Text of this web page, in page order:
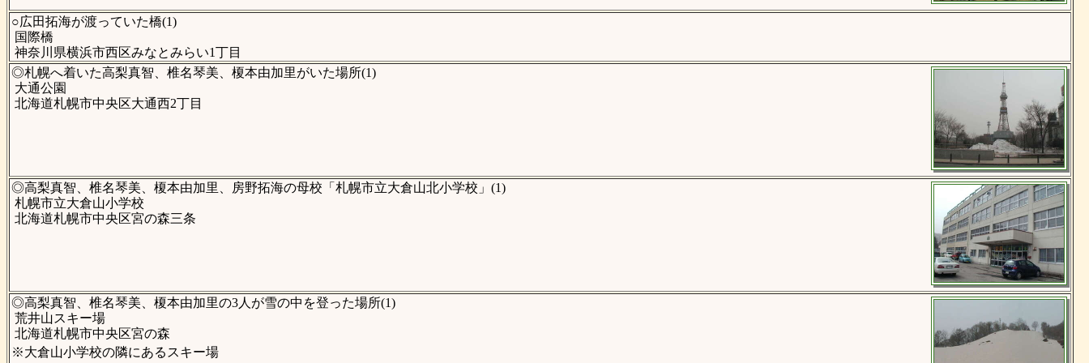
○広田拓海が渡っていた橋(1)
国際橋
神奈川県横浜市西区みなとみらい1丁目
◎札幌へ着いた高梨真智、椎名琴美、榎本由加里がいた場所(1)
大通公園
北海道札幌市中央区大通西2丁目
◎高梨真智、椎名琴美、榎本由加里、房野拓海の母校「札幌市立大倉山北小学校」(1)
札幌市立大倉山小学校
北海道札幌市中央区宮の森三条
◎高梨真智、椎名琴美、榎本由加里の3人が雪の中を登った場所(1)
荒井山スキー場
北海道札幌市中央区宮の森
※大倉山小学校の隣にあるスキー場